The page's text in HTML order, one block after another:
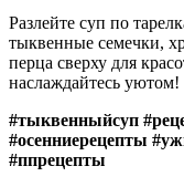
Разлейте суп по
тыквенные семечки,
перца сверху для
наслаждайтесь уютом!
#тыквенныйсуп
#осенниерецепты
#ппрецепты